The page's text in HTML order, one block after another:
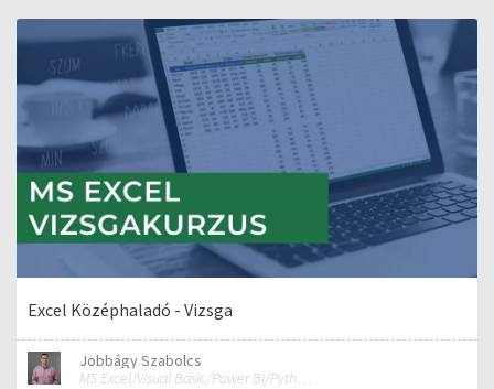
Excel Középhaladó - Vizsga
Jobbágy Szabolcs
MS Excel/Visual Basic/Power BI/Python adatelemzési szakértő